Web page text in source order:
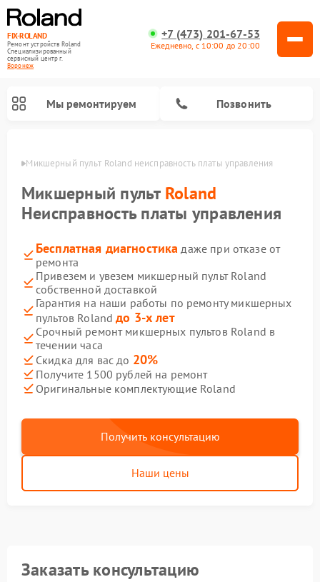
FIX-ROLAND
Ремонт устройств Roland
Специализированный
cервисный центр г.
Воронеж
+7 (473) 201-67-53
Ежедневно, с 10:00 до 20:00
Мы ремонтируем Позвонить
Микшерный пульт Roland неисправность платы управления
Микшерный пульт Roland
Неисправность платы управления
Бесплатная диагностика даже при отказе от
ремонта
Привезем и увезем микшерный пульт Roland
собственной доставкой
Гарантия на наши работы по ремонту микшерных
пультов Rolandдо 3-х лет
Срочный ремонт микшерных пультов Roland в
течении часа
Скидка для вас до 20%
Получите 1500 рублей на ремонт
Оригинальные комплектующие Roland
Получить консультацию
Наши цены
Заказать консультацию